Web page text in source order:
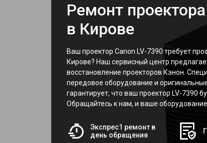
Ремонт
в Кирове
Ваш проектор Canon LV-7390 требует
Кирове? Наш сервисный центр
восстановление проекторов Кэнон.
передовое оборудование и
гарантирует, что ваш проектор LV-7390
Обращайтесь к нам, и ваше
Экспрес1 ремонт в
день обращения